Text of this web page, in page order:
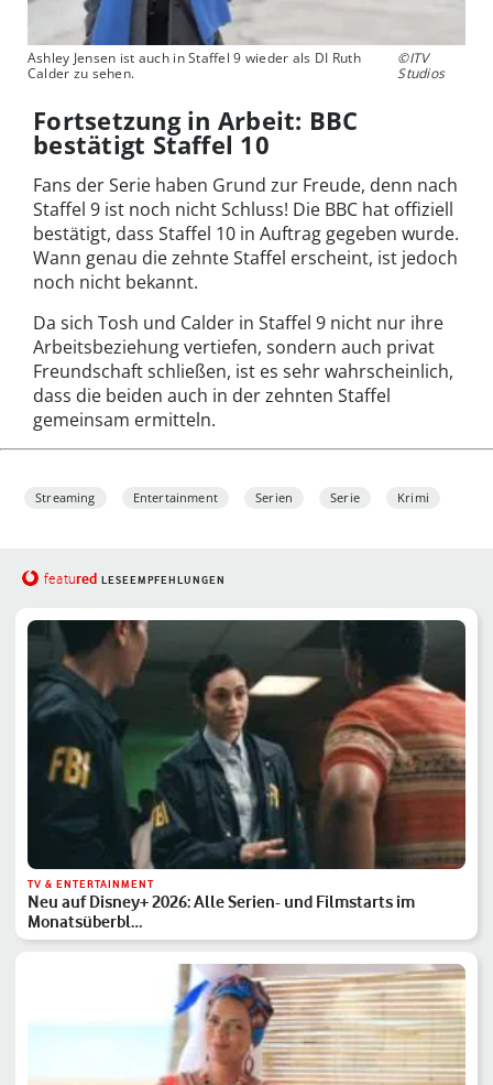
Ashley Jensen ist auch in Staffel 9 wieder als DI Ruth
Calder zu sehen.
©ITV
Studios
Fortsetzung in Arbeit: BBC
bestätigt Staffel 10
Fans der Serie haben Grund zur Freude, denn nach
Staffel 9 ist noch nicht Schluss! Die BBC hat offiziell
bestätigt, dass Staffel 10 in Auftrag gegeben wurde.
Wann genau die zehnte Staffel erscheint, ist jedoch
noch nicht bekannt.
Da sich Tosh und Calder in Staffel 9 nicht nur ihre
Arbeitsbeziehung vertiefen, sondern auch privat
Freundschaft schließen, ist es sehr wahrscheinlich,
dass die beiden auch in der zehnten Staffel
gemeinsam ermitteln.
Streaming Entertainment Serien Serie Krimi
featured LESEEMPFEHLUNGEN
TV & ENTERTAINMENT
Neu auf Disney+ 2026: Alle Serien- und Filmstarts im
Monatsüberbl…